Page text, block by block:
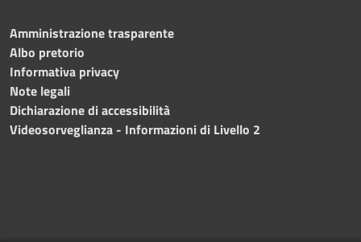
Amministrazione trasparente
Albo pretorio
Informativa privacy
Note legali
Dichiarazione di accessibilità
Videosorveglianza - Informazioni di Livello 2